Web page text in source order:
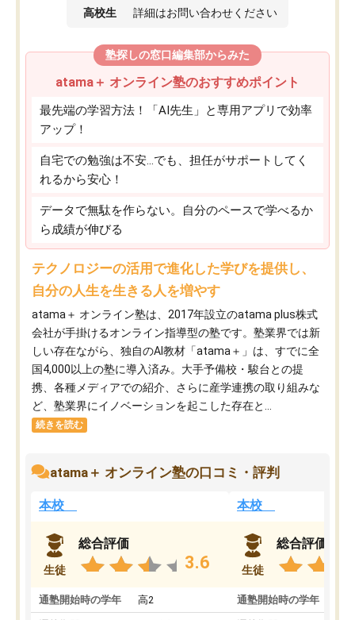
高校生 詳細はお問い合わせください
塾探しの窓口編集部からみた
atama＋ オンライン塾のおすすめポイント
最先端の学習方法！「AI先生」と専用アプリで効率
アップ！
自宅での勉強は不安…でも、担任がサポートしてく
れるから安心！
データで無駄を作らない。自分のペースで学べるか
ら成績が伸びる
テクノロジーの活用で進化した学びを提供し、
自分の人生を生きる人を増やす
atama＋ オンライン塾は、2017年設立のatama plus株式
会社が手掛けるオンライン指導型の塾です。塾業界では新
しい存在ながら、独自のAI教材「atama＋」は、すでに全
国4,000以上の塾に導入済み。大手予備校・駿台との提
携、各種メディアでの紹介、さらに産学連携の取り組みな
ど、塾業界にイノベーションを起こした存在と...
続きを読む
atama＋ オンライン塾の口コミ・評判
本校
生徒
総合評価
3.6
通塾開始時の学年 高2
本校
生徒
総合評価
通塾開始時の学年